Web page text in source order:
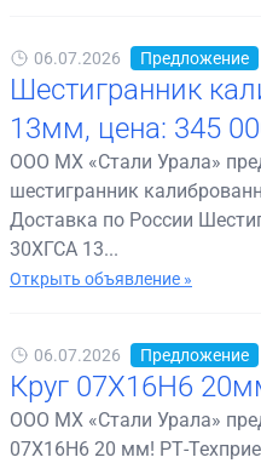
06.07.2026 Предложение
Шестигранник
13мм, цена: 345
ООО МХ «Стали Урала»
шестигранник
Доставка по России
30ХГСА 13...
Открыть объявление »
06.07.2026 Предложение
Круг 07Х16Н6
ООО МХ «Стали Урала»
07Х16Н6 20 мм! РТ-